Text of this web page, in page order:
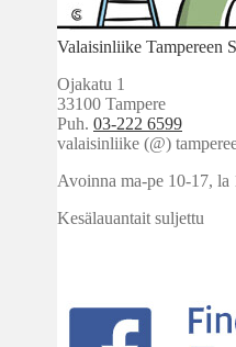
Valaisinliike Tampereen
Ojakatu 1
33100 Tampere
Puh. 03-222 6599
valaisinliike (@)
Avoinna ma-pe 10-17, la
Kesälauantait suljettu